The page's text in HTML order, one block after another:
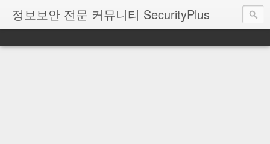
정보보안 전문 커뮤니티 SecurityPlus